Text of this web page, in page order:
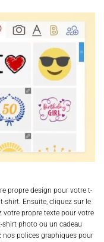
propre design pour votre t-
shirt. Ensuite, cliquez sur le
votre propre texte pour votre
shirt photo ou un cadeau
nos polices graphiques pour